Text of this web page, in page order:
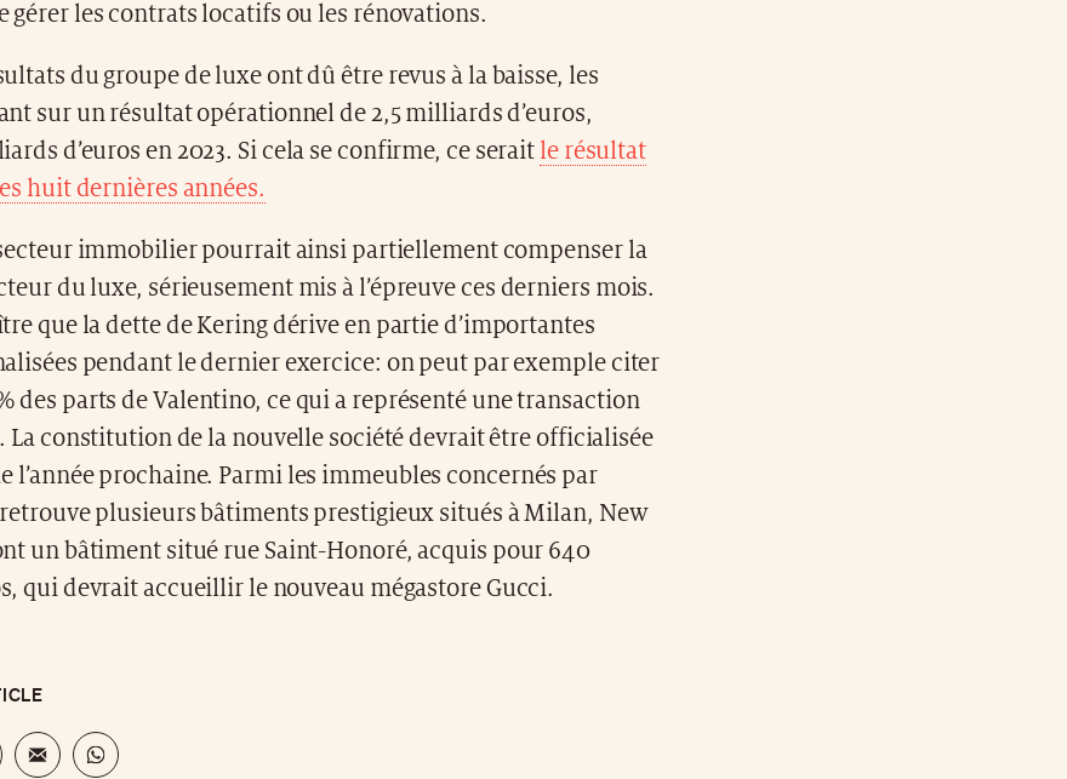
gérer les contrats locatifs ou les rénovations.
du groupe de luxe ont dû être revus à la baisse, les
sur un résultat opérationnel de 2,5 milliards d’euros,
d’euros en 2023. Si cela se confirme, ce serait le résultat
huit dernières années.
immobilier pourrait ainsi partiellement compenser la
du luxe, sérieusement mis à l’épreuve ces derniers mois.
que la dette de Kering dérive en partie d’importantes
pendant le dernier exercice: on peut par exemple citer
des parts de Valentino, ce qui a représenté une transaction
La constitution de la nouvelle société devrait être officialisée
l’année prochaine. Parmi les immeubles concernés par
plusieurs bâtiments prestigieux situés à Milan, New
un bâtiment situé rue Saint-Honoré, acquis pour 640
qui devrait accueillir le nouveau mégastore Gucci.